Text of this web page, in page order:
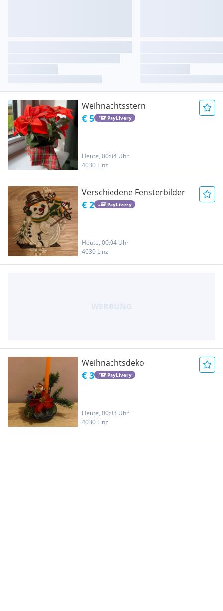
Weihnachtsstern
€ 5 PayLivery
Heute, 00:04 Uhr
4030 Linz
Verschiedene Fensterbilder
€ 2 PayLivery
Heute, 00:04 Uhr
4030 Linz
Weihnachtsdeko
€ 3 PayLivery
Heute, 00:03 Uhr
4030 Linz